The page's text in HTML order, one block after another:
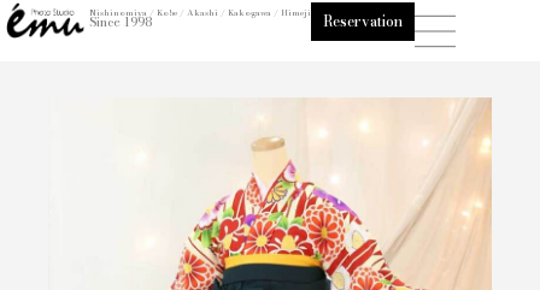
内
容
Nishinomiya / Kobe / Akashi / Kakogawa / Himeji
Since 1998 Reservation